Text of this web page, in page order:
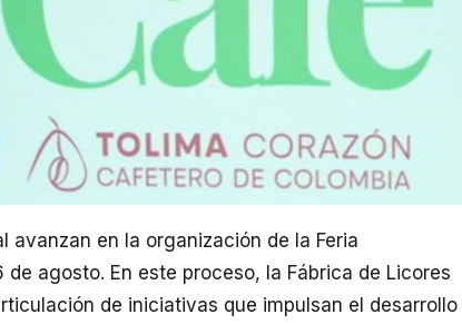
avanzan en la organización de la Feria
de agosto. En este proceso, la Fábrica de Licores
de iniciativas que impulsan el desarrollo